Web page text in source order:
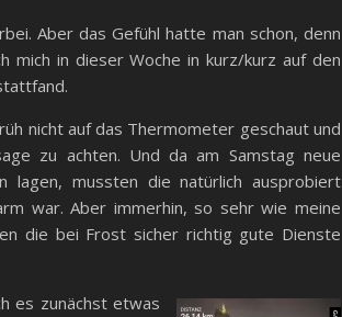
Aber das Gefühl hatte man schon, denn
in dieser Woche in kurz/kurz auf den
nicht auf das Thermometer geschaut und
zu achten. Und da am Samstag neue
lagen, mussten die natürlich ausprobiert
war. Aber immerhin, so sehr wie meine
die bei Frost sicher richtig gute Dienste
es zunächst etwas